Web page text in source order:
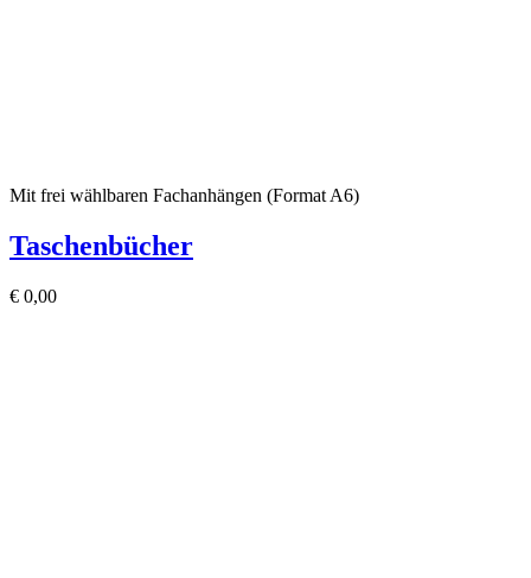
Mit frei wählbaren Fachanhängen (Format A6)
Taschenbücher
€ 0,00